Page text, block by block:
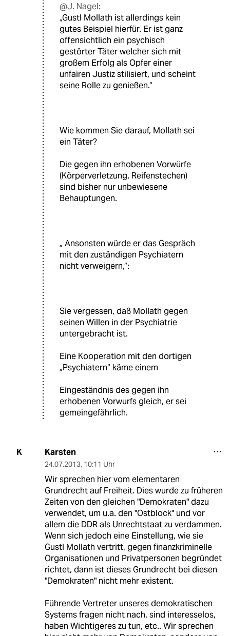
@J. Nagel:
„Gustl Mollath ist allerdings kein
gutes Beispiel hierfür. Er ist ganz
offensichtlich ein psychisch
gestörter Täter welcher sich mit
großem Erfolg als Opfer einer
unfairen Justiz stilisiert, und scheint
seine Rolle zu genießen.“
Wie kommen Sie darauf, Mollath sei
ein Täter?
Die gegen ihn erhobenen Vorwürfe
(Körperverletzung, Reifenstechen)
sind bisher nur unbewiesene
Behauptungen.
„ Ansonsten würde er das Gespräch
mit den zuständigen Psychiatern
nicht verweigern,“:
Sie vergessen, daß Mollath gegen
seinen Willen in der Psychiatrie
untergebracht ist.
Eine Kooperation mit den dortigen
„Psychiatern“ käme einem
Eingeständnis des gegen ihn
erhobenen Vorwurfs gleich, er sei
gemeingefährlich.
K Karsten
24.07.2013, 10:11 Uhr
Wir sprechen hier vom elementaren
Grundrecht auf Freiheit. Dies wurde zu früheren
Zeiten von den gleichen "Demokraten" dazu
verwendet, um u.a. den "Ostblock" und vor
allem die DDR als Unrechtstaat zu verdammen.
Wenn sich jedoch eine Einstellung, wie sie
Gustl Mollath vertritt, gegen finanzkriminelle
Organisationen und Privatpersonen begründet
richtet, dann ist dieses Grundrecht bei diesen
"Demokraten" nicht mehr existent.
Führende Vertreter unseres demokratischen
Systems fragen nicht nach, sind interesselos,
haben Wichtigeres zu tun, etc.. Wir sprechen